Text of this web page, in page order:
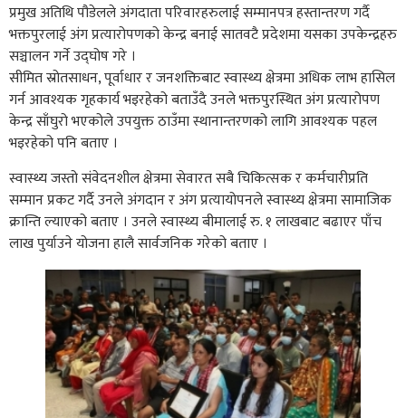
प्रमुख अतिथि पौडेलले अंगदाता परिवारहरुलाई सम्मानपत्र हस्तान्तरण गर्दै
भक्तपुरलाई अंग प्रत्यारोपणको केन्द्र बनाई सातवटै प्रदेशमा यसका उपकेन्द्रहरु
सञ्चालन गर्ने उद्घोष गरे ।
सीमित स्रोतसाधन, पूर्वाधार र जनशक्तिबाट स्वास्थ्य क्षेत्रमा अधिक लाभ हासिल
गर्न आवश्यक गृहकार्य भइरहेको बताउँदै उनले भक्तपुरस्थित अंग प्रत्यारोपण
केन्द्र साँघुरो भएकोले उपयुक्त ठाउँमा स्थानान्तरणको लागि आवश्यक पहल
भइरहेको पनि बताए ।
स्वास्थ्य जस्तो संवेदनशील क्षेत्रमा सेवारत सबै चिकित्सक र कर्मचारीप्रति
सम्मान प्रकट गर्दै उनले अंगदान र अंग प्रत्यायोपनले स्वास्थ्य क्षेत्रमा सामाजिक
क्रान्ति ल्याएको बताए । उनले स्वास्थ्य बीमालाई रु. १ लाखबाट बढाएर पाँच
लाख पुर्याउने योजना हालै सार्वजनिक गरेको बताए ।